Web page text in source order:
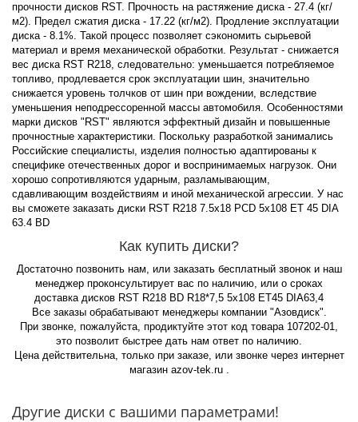
прочности дисков RST. Прочность на растяжение диска - 27.4 (кг/
м2). Предел сжатия диска - 17.22 (кг/м2). Продление эксплуатации
диска - 8.1%. Такой процесс позволяет сэкономить сырьевой
материал и время механической обработки. Результат - снижается
вес диска RST R218, следовательно: уменьшается потребляемое
топливо, продлевается срок эксплуатации шин, значительно
снижается уровень толчков от шин при вождении, вследствие
уменьшения неподрессоренной массы автомобиля. Особенностями
марки дисков "RST" являются эффектный дизайн и повышенные
прочностные характеристики. Поскольку разработкой занимались
Российские специалисты, изделия полностью адаптированы к
специфике отечественных дорог и воспринимаемых нагрузок. Они
хорошо сопротивляются ударным, разламывающим,
сдавливающим воздействиям и иной механической агрессии. У нас
вы сможете заказать диски RST R218 7.5x18 PCD 5x108 ET 45 DIA
63.4 BD
Как купить диски?
Достаточно позвонить нам, или заказать бесплатный звонок и наш
менеджер проконсультирует вас по наличию, или о сроках
доставка дисков RST R218 BD R18*7,5 5x108 ET45 DIA63,4
Все заказы обрабатывают менеджеры компании "Азовдиск".
При звонке, пожалуйста, продиктуйте этот код товара 107202-01,
это позволит быстрее дать нам ответ по наличию.
Цена действительна, только при заказе, или звонке через интернет
магазин azov-tek.ru .
Другие диски с вашими параметрами!